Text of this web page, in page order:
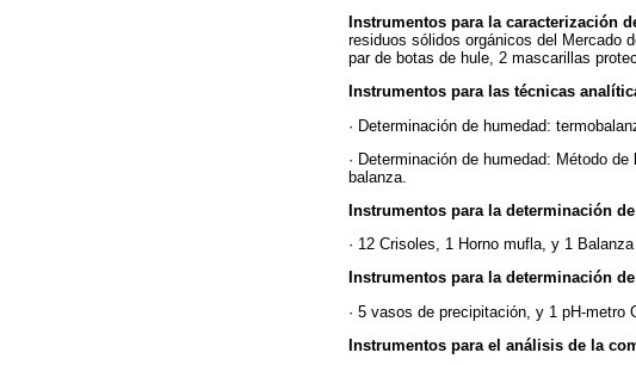
Instrumentos para la caracterización
residuos sólidos orgánicos del Mercado
par de botas de hule, 2 mascarillas
Instrumentos para las técnicas
· Determinación de humedad:
· Determinación de humedad: Método
balanza.
Instrumentos para la determinación
· 12 Crisoles, 1 Horno mufla, y 1
Instrumentos para la determinación
· 5 vasos de precipitación, y 1 pH-metro
Instrumentos para el análisis de la